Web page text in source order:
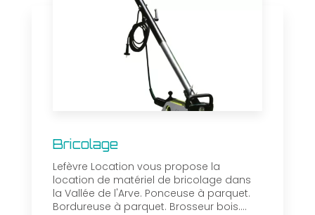
Bricolage
Lefèvre Location vous propose la
location de matériel de bricolage dans
la Vallée de l'Arve. Ponceuse à parquet.
Bordureuse à parquet. Brosseur bois....